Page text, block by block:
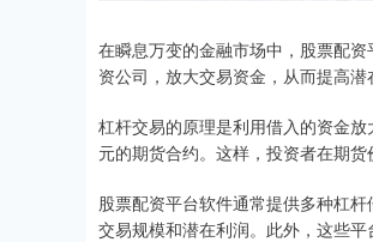
在瞬息万变的金融市场中，股票配
资公司，放大交易资金，从而提高潜
杠杆交易的原理是利用借入的资金
元的期货合约。这样，投资者在期货
股票配资平台软件通常提供多种杠
交易规模和潜在利润。此外，这些